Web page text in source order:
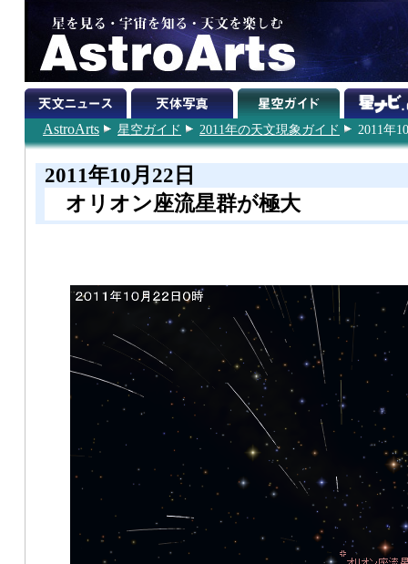
AstroArts 星空ガイド 2011年の天文現象ガイド 2011年
2011年10月22日
オリオン座流星群が極大